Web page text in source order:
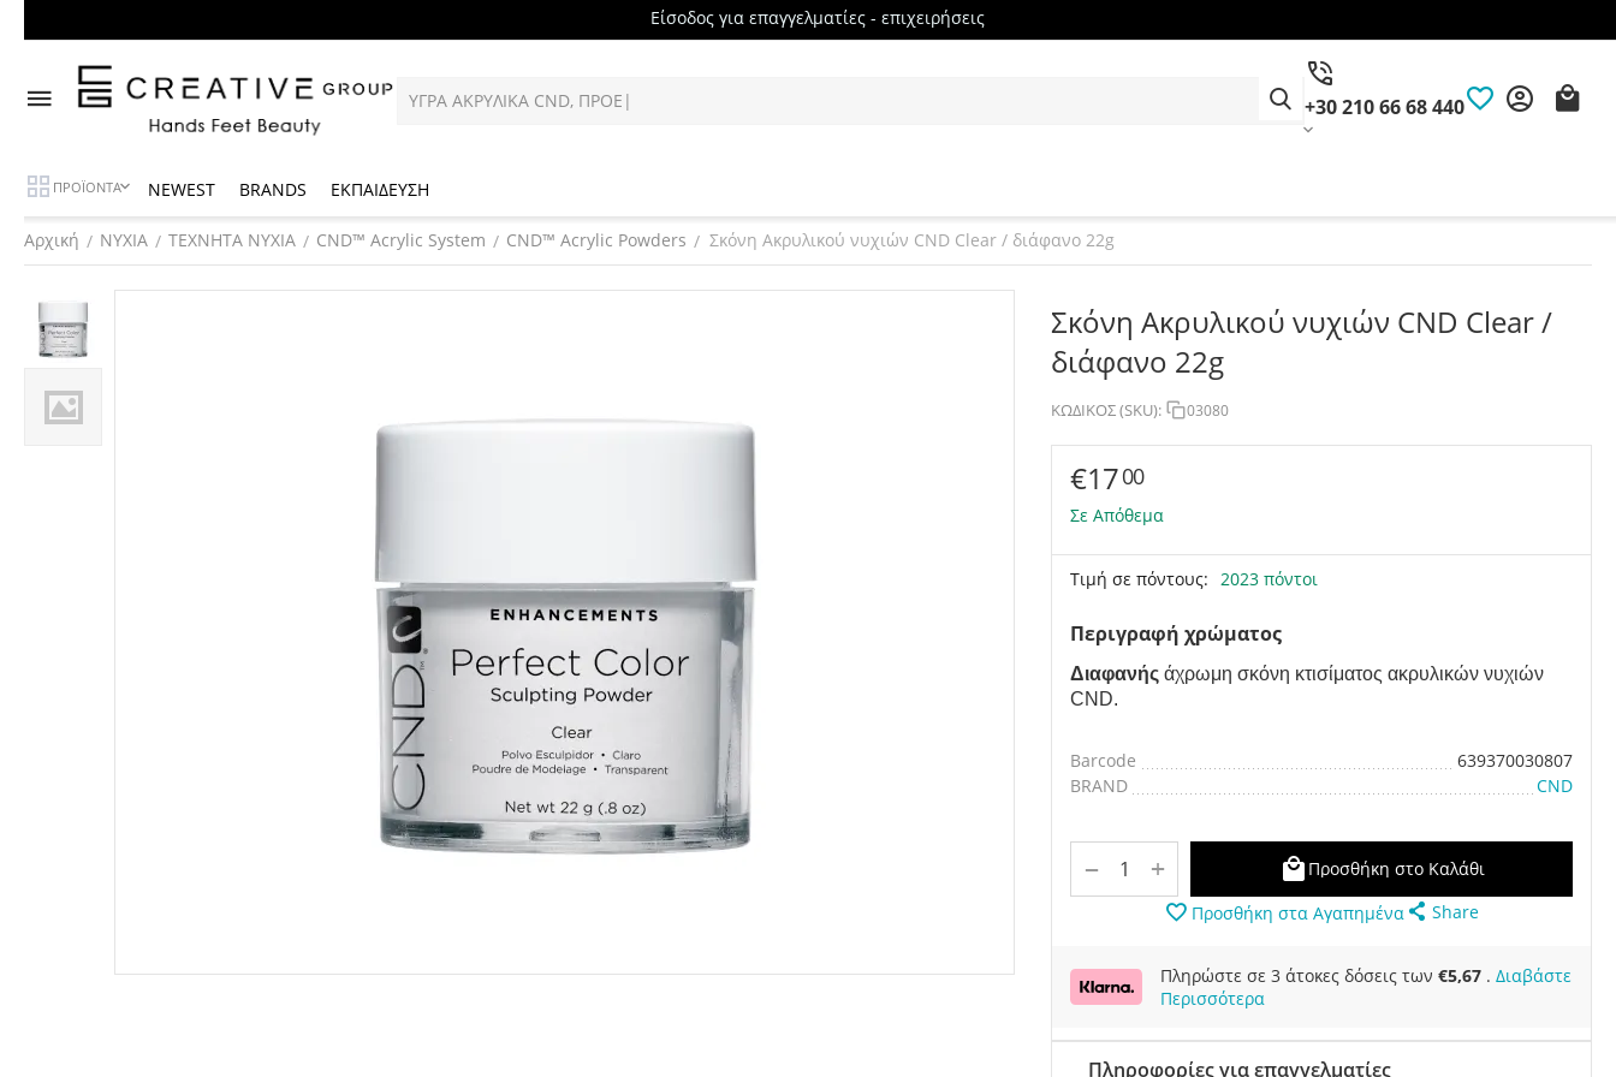
Είσοδος για επαγγελματίες - επιχειρήσεις
+30 210 66 68 440
ΠΡΟΪΟΝΤΑ NEWEST BRANDS ΕΚΠΑΙΔΕΥΣΗ
Αρχική / ΝΥΧΙΑ / ΤΕΧΝΗΤΑ ΝΥΧΙΑ / CND™ Acrylic System / CND™ Acrylic Powders / Σκόνη Ακρυλικού νυχιών CND Clear / διάφανο 22g
Σκόνη Ακρυλικού νυχιών CND Clear /
διάφανο 22g
ΚΩΔΙΚΟΣ (SKU): 03080
€1700
Σε Απόθεμα
Τιμή σε πόντους: 2023 πόντοι
Περιγραφή χρώματος
Διαφανής άχρωμη σκόνη κτισίματος ακρυλικών νυχιών
CND.
Barcode
639370030807
BRAND
CND
+
−
Προσθήκη στο Καλάθι
Προσθήκη στα Αγαπημένα
Share
Πληρώστε σε 3 άτοκες δόσεις των €5,67 . Διαβάστε
Περισσότερα
Πληροφορίες για επαγγελματίες